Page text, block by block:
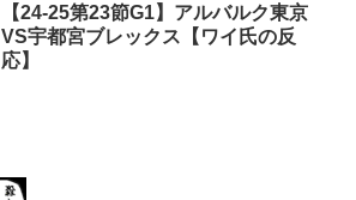
【24-25第23節G1】アルバルク東京
VS宇都宮ブレックス【ワイ氏の反
応】